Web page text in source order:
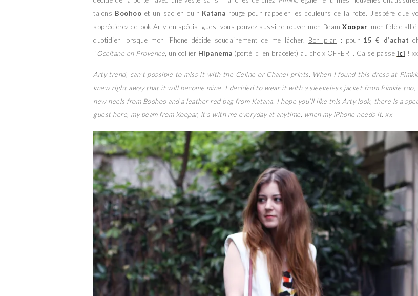
talons Boohoo et un sac en cuir Katana rouge pour rappeler les couleurs de la robe. J’espère que
apprécierez ce look Arty, en spécial guest vous pouvez aussi retrouver mon BeamXoopar , mon fidèle
quotidien lorsque mon iPhone décide soudainement de me lâcher. Bon plan : pour 15 € d’achat
l’Occitane en Provence , un collier Hipanema (porté ici en bracelet) au choix OFFERT. Ca se passe ici ! xx
Arty trend, can’t possible to miss it with the Celine or Chanel prints. When I found this dress at
knew right away that it will become mine. I decided to wear it with a sleeveless jacket from Pimkie too,
new heels from Boohoo and a leather red bag from Katana. I hope you’ll like this Arty look, there is a
guest here, my beam from Xoopar, it’s with me everyday at anytime, when my iPhone needs it. xx